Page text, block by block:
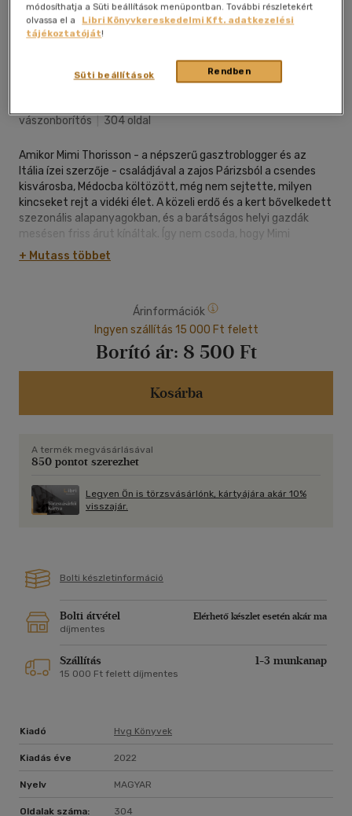
(6 vélemény)
vászonborítós
304 oldal
Amikor Mimi Thorisson - a népszerű gasztroblogger és az
Itália ízei szerzője - családjával a zajos Párizsból a csendes
kisvárosba, Médocba költözött, még nem sejtette, milyen
kincseket rejt a vidéki élet. A közeli erdő és a kert bővelkedett
szezonális alapanyagokban, és a barátságos helyi gazdák
mesésen friss árut kínáltak. Így nem csoda, hogy Mimi
konyhájában mindig mennyei fogások készültek: ropogós
ratatouille vagy zöldfűszerekkel sült gyöngytyúk,
A Francia ízek, vidéki konyha nagyszerű szezonális receptek
és csodaszép fotók gyűjteménye, ugyanakkor Mimi
hangulatos mindennapjainak a krónikája is. A főzés és az élet
szépségét ünnepli, és a vidéki Franciaország melegségét
varázsolja otthonunkba.
+ Mutass többet
Árinformációk
Ingyen szállítás 15 000 Ft felett
Borító ár: 8 500 Ft
Kosárba
A termék megvásárlásával
850 pontot szerezhet
Legyen Ön is törzsvásárlónk, kártyájára akár 10%
visszajár.
Bolti készletinformáció
Bolti átvétel
Elérhető készlet esetén akár ma
díjmentes
Szállítás 1-3 munkanap
15 000 Ft felett díjmentes
Kiadó Hvg Könyvek
Kiadás éve 2022
Nyelv MAGYAR
Oldalak száma: 304
módosíthatja a Süti beállítások menüpontban. További részletekért
olvassa el a
Libri Könyvkereskedelmi Kft. adatkezelési
tájékoztatóját!
Rendben
Süti beállítások